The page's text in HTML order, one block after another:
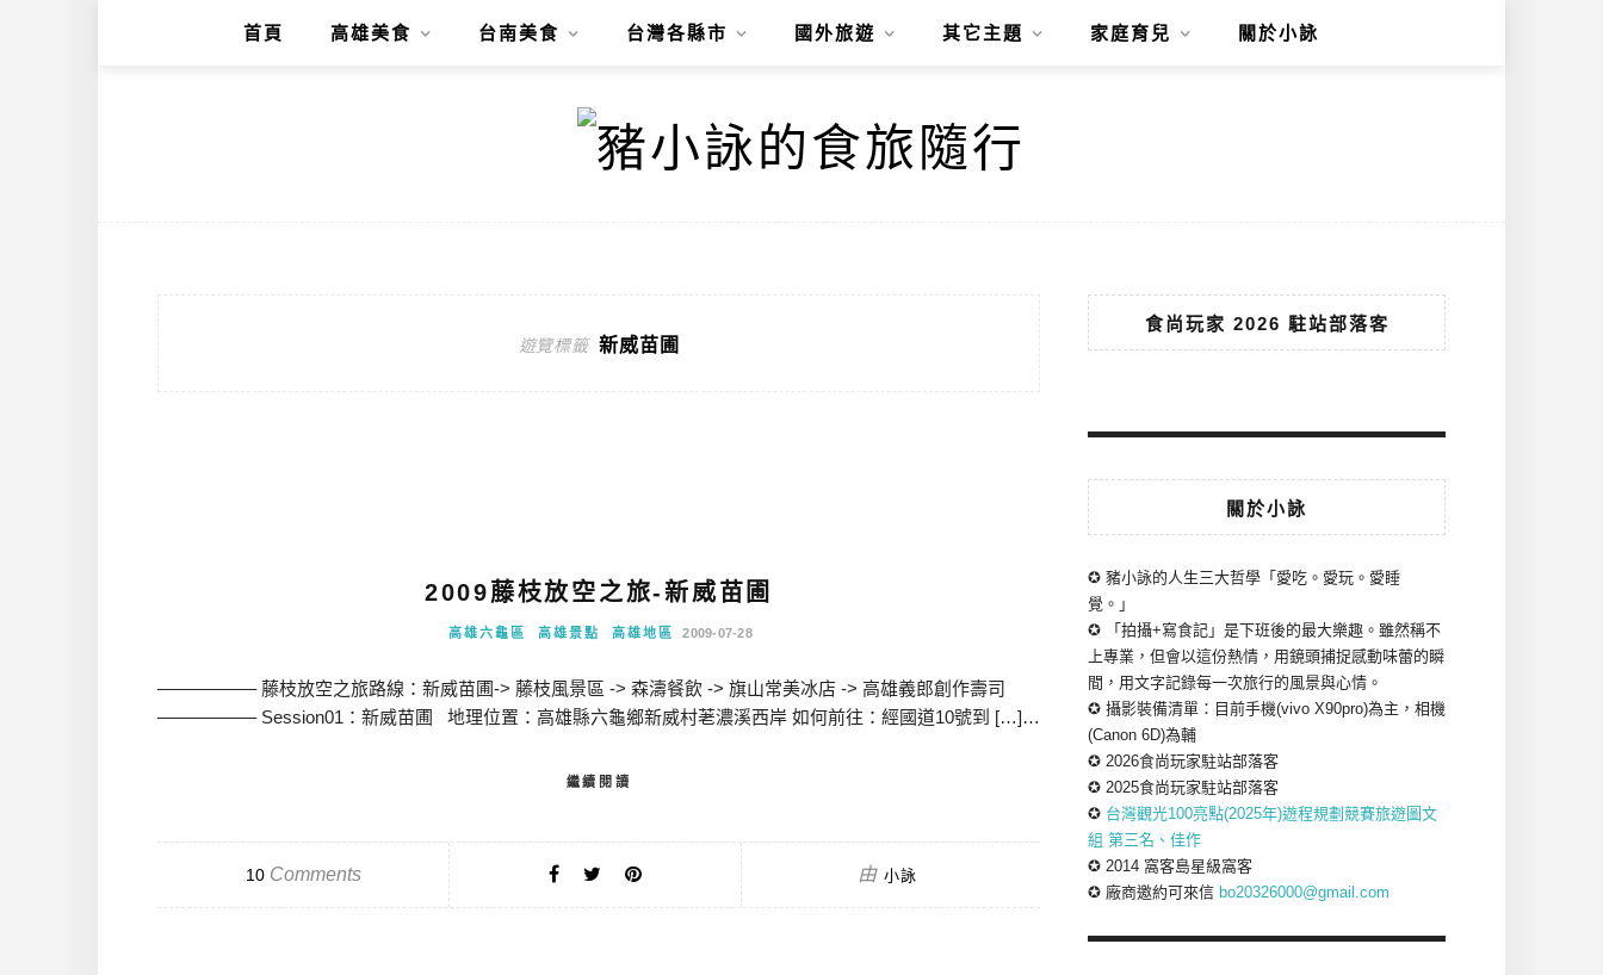
首頁 高雄美食 台南美食 台灣各縣市 國外旅遊 其它主題 家庭育兒 關於小詠
遊覽標籤 新威苗圃
2009藤枝放空之旅-新威苗圃
高雄六龜區 高雄景點 高雄地區 2009-07-28
—————– 藤枝放空之旅路線：新威苗圃-> 藤枝風景區 -> 森濤餐飲 -> 旗山常美冰店 -> 高雄義郎創作壽司
—————– Session01：新威苗圃 地理位置：高雄縣六龜鄉新威村荖濃溪西岸 如何前往：經國道10號到 […]…
繼續閱讀
10Comments 由 小詠
食尚玩家 2026 駐站部落客
關於小詠
✪ 豬小詠的人生三大哲學「愛吃。愛玩。愛睡
覺。」
✪ 「拍攝+寫食記」是下班後的最大樂趣。雖然稱不
上專業，但會以這份熱情，用鏡頭捕捉感動味蕾的瞬
間，用文字記錄每一次旅行的風景與心情。
✪ 攝影裝備清單：目前手機(vivo X90pro)為主，相機
(Canon 6D)為輔
✪ 2026食尚玩家駐站部落客
✪ 2025食尚玩家駐站部落客
✪ 台灣觀光100亮點(2025年)遊程規劃競賽旅遊圖文
組 第三名、佳作
✪ 2014 窩客島星級窩客
✪ 廠商邀約可來信 bo20326000@gmail.com